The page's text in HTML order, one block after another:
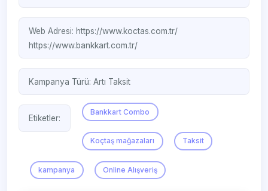
Web Adresi:https://www.koctas.com.tr/
https://www.bankkart.com.tr/
Kampanya Türü:Artı Taksit
Etiketler:
Bankkart Combo
Koçtaş mağazaları Taksit
kampanya Online Alışveriş